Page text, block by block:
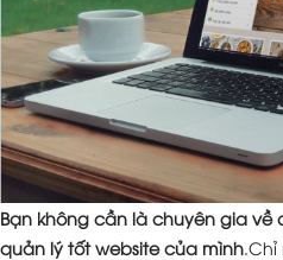
Bạn không cần là chuyên gia
quản lý tốt website của mình